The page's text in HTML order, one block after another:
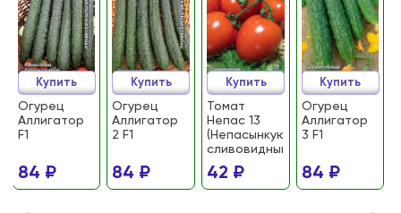
Огурец
Аллигатор
F1
84 ₽
Купить
Огурец
Аллигатор
2 F1
84 ₽
Купить
Томат
Непас 13
(Непасынкующийся
сливовидный)
42 ₽
Купить
Огурец
Аллигатор
3 F1
84 ₽
Купить